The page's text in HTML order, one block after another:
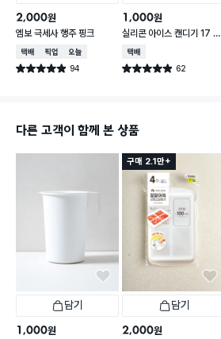
2,000원
엠보 극세사 행주 핑크
택배배송매장픽업오늘배송
별점 4.9점 94
건 작성
1,000원
실리콘 아이스 캔디기 17 X
4 cm
택배배송
별점 4.9점 62
건 작성
다른 고객이 함께 본 상품
담기
1,000원
구매 2.1만+
담기
2,000원